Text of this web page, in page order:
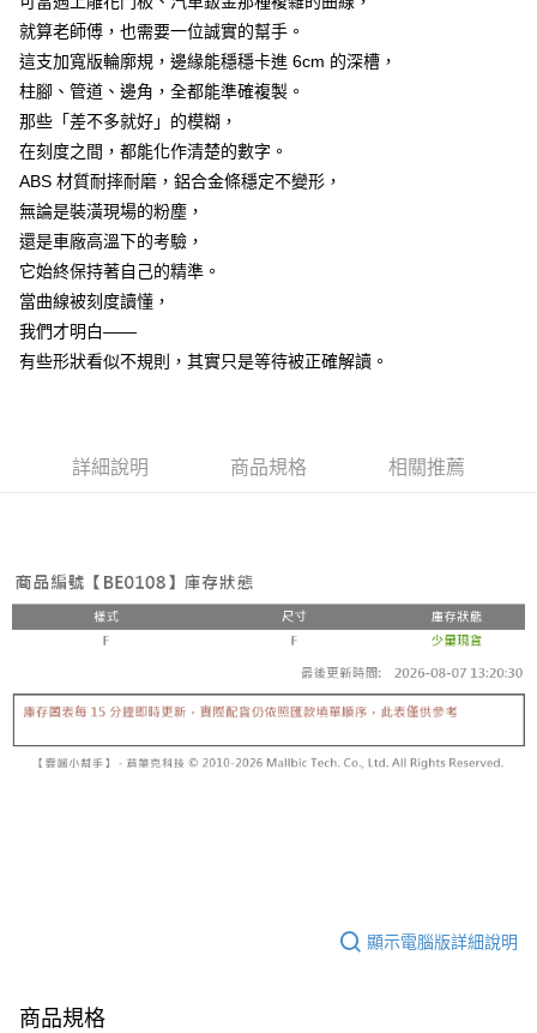
後付繳納相關費用。
※ 交易是否成功請以「AFTEE先享後付 」之結帳頁面顯示為準，若有關於
是否繳費成功／繳費後需取消欲退款等相關疑問，請聯繫「AFTEE先享後付
客戶支援中心」https://netprotections.freshdesk.com/support/home
【注意事項】
１．透過由恩沛科技股份有限公司提供之「AFTEE先享後付」服務完成之交
易，需依本服務之必要範圍內提供個人資料，並將交易相關給付款項請求債
權轉讓予恩沛科技股份有限公司。
２．關於個人資料處理事宜，請瀏覽以下網址：
３．未成年的使用者請事先徵得法定代理人或監護人之同意方可使用
「AFTEE先享後付」，若未經同意申辦者引起之損失，本公司不負相關責
任。
４．使用「AFTEE先享後付」時，將依據個別帳號之用戶狀況，依本公司即
時審查核予不同之上限額度；若仍有額度不足之情形，本公司將視審查結果
請求用戶進行身份認證。
宅配
每筆NT$100，滿NT$799(含以上)免運費
離島宅配
每筆NT$150
就算老師傅，也需要一位誠實的幫手。
這支加寬版輪廓規，邊緣能穩穩卡進 6cm 的深槽，
柱腳、管道、邊角，全都能準確複製。
那些「差不多就好」的模糊，
在刻度之間，都能化作清楚的數字。
ABS 材質耐摔耐磨，鋁合金條穩定不變形，
無論是裝潢現場的粉塵，
還是車廠高溫下的考驗，
它始終保持著自己的精準。
當曲線被刻度讀懂，
我們才明白——
有些形狀看似不規則，其實只是等待被正確解讀。
詳細說明 商品規格 相關推薦
顯示電腦版詳細說明
商品規格